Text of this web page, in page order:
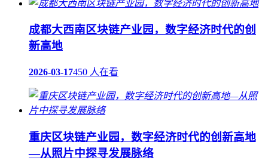
成都大西南区块链产业园，数字经济时代的创
新高地
2026-03-17450 人在看
重庆区块链产业园，数字经济时代的创新高地
—从照片中探寻发展脉络